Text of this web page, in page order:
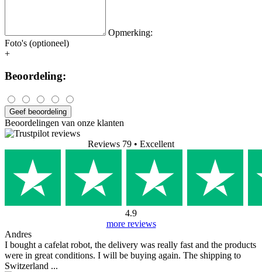
Opmerking:
Foto's (optioneel)
+
Beoordeling:
Geef beoordeling
Beoordelingen van onze klanten
Reviews 79 • Excellent
4.9
more reviews
Andres
I bought a cafelat robot, the delivery was really fast and the products
were in great conditions. I will be buying again. The shipping to
Switzerland ...